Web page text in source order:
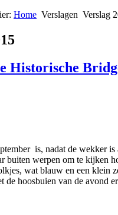
Home Verslagen Verslag
Historische
is, nadat de wekker is
buiten werpen om te kijken
wat blauw en een klein
de hoosbuien van de avond